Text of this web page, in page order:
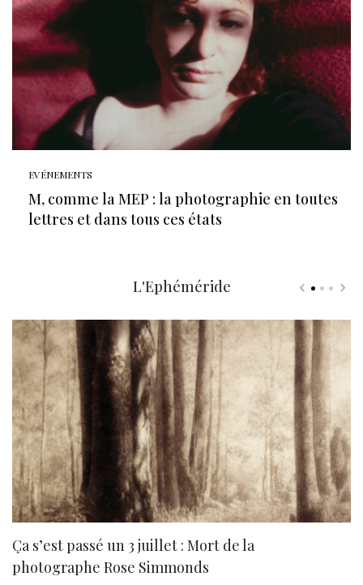
EVÉNEMENTS
M, comme la MEP : la photographie en toutes
lettres et dans tous ces états
L'Ephéméride
Ça s’est passé un 3 juillet : Mort de la
photographe Rose Simmonds